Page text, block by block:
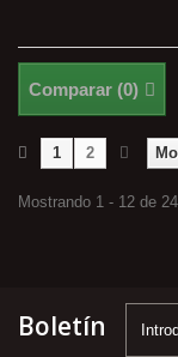
Comparar (0)
1 2
Mostrando 1 - 12 de 24
Boletín